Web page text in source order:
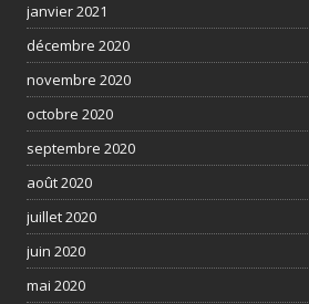
janvier 2021
décembre 2020
novembre 2020
octobre 2020
septembre 2020
août 2020
juillet 2020
juin 2020
mai 2020